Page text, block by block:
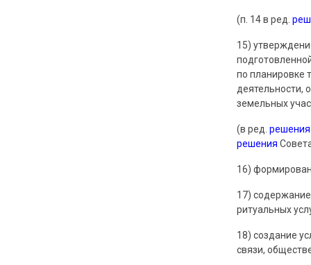
(п. 14 в ред.
15)
по планировке
деятельности,
земельных
(в ред. решения
решения
16)
17)
ритуальных
18) создание
связи,